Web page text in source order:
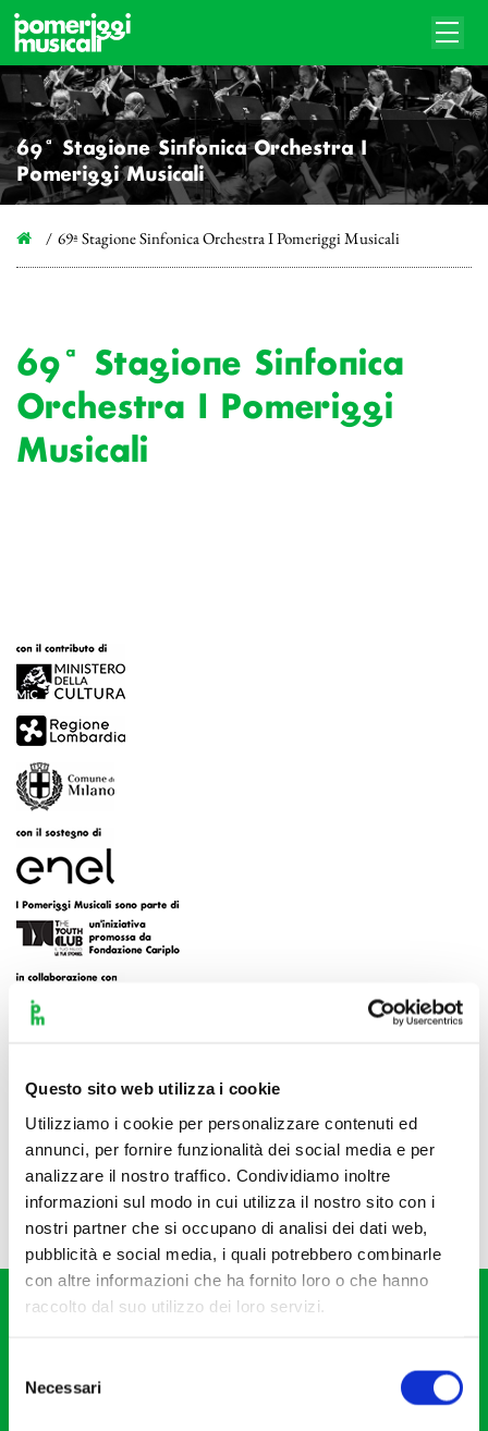
Questo sito web utilizza i cookie
Utilizziamo i cookie per personalizzare contenuti ed
annunci, per fornire funzionalità dei social media e per
analizzare il nostro traffico. Condividiamo inoltre
informazioni sul modo in cui utilizza il nostro sito con i
nostri partner che si occupano di analisi dei dati web,
pubblicità e social media, i quali potrebbero combinarle
con altre informazioni che ha fornito loro o che hanno
raccolto dal suo utilizzo dei loro servizi.
delNecessari
69ª Stagione Sinfonica Orchestra I
Pomeriggi Musicali
69ª Stagione Sinfonica Orchestra I Pomeriggi Musicali
69ª Stagione Sinfonica
Orchestra I Pomeriggi
Musicali